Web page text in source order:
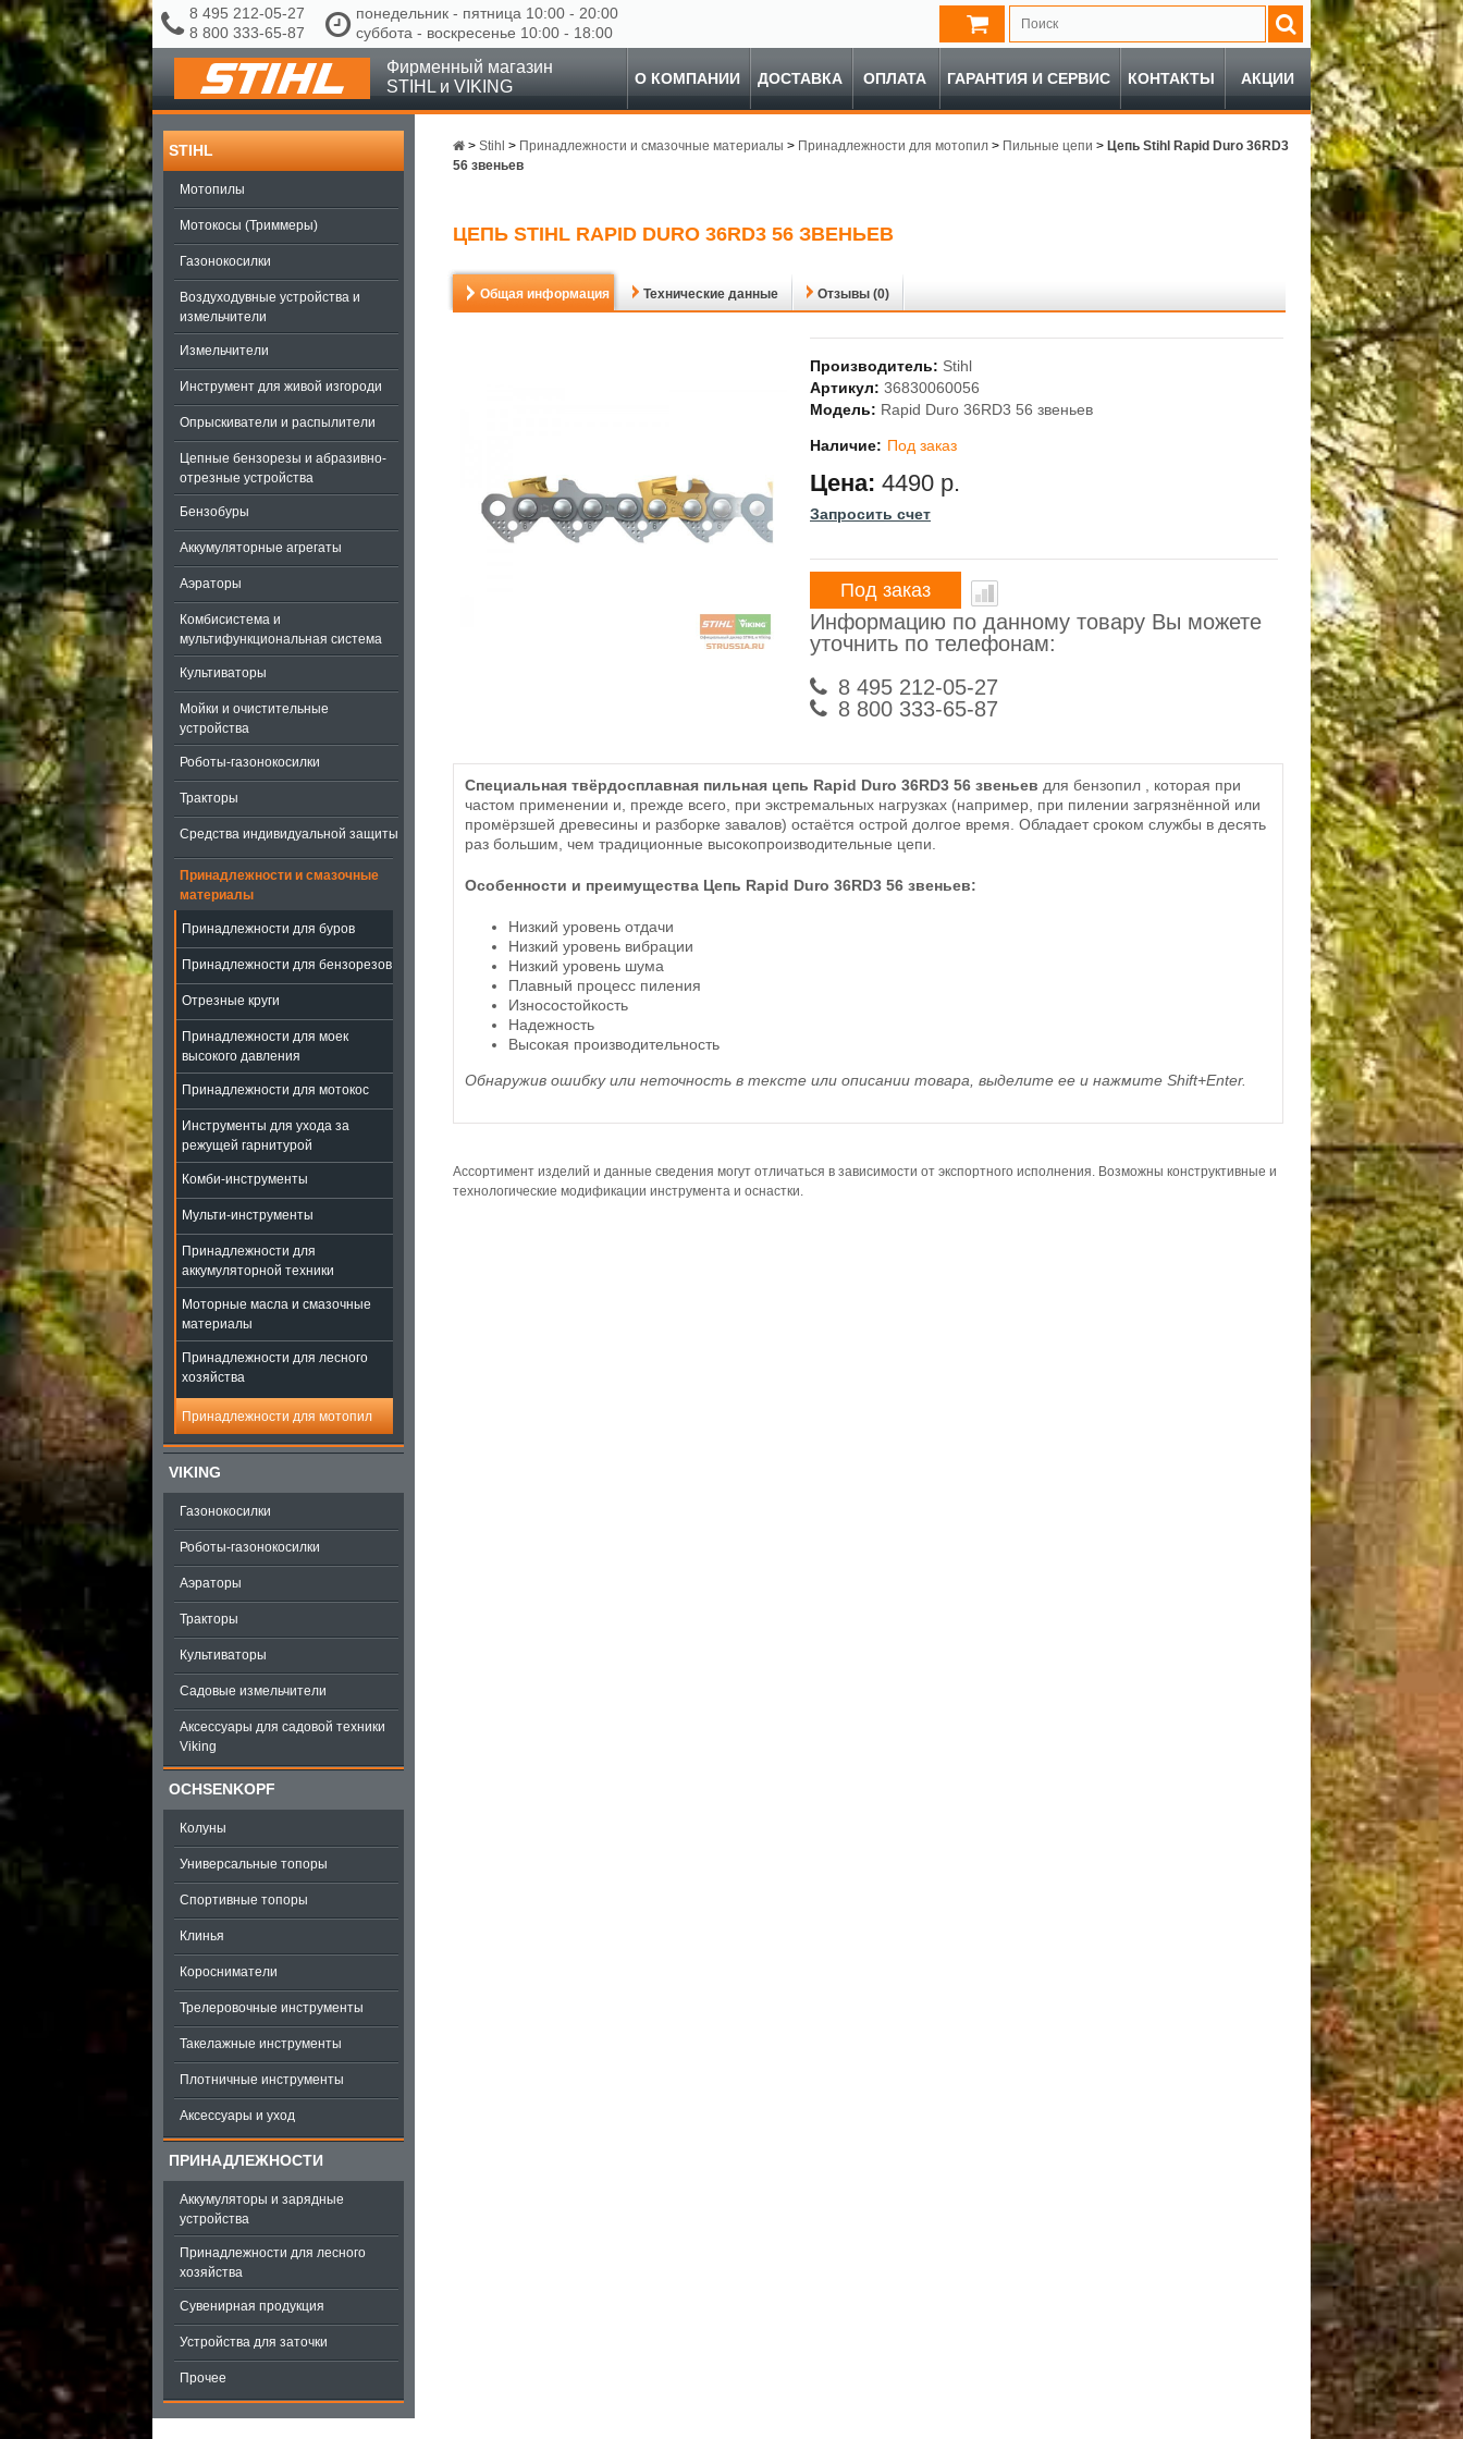
8 495 212-05-27
8 800 333-65-87
понедельник - пятница 10:00 - 20:00
суббота - воскресенье 10:00 - 18:00
Фирменный магазин
STIHL и VIKING
О КОМПАНИИ ДОСТАВКА ОПЛАТА ГАРАНТИЯ И СЕРВИС КОНТАКТЫ АКЦИИ
STIHL
Мотопилы
Мотокосы (Триммеры)
Газонокосилки
Воздуходувные устройства и
измельчители
Измельчители
Инструмент для живой изгороди
Опрыскиватели и распылители
Цепные бензорезы и абразивно-
отрезные устройства
Бензобуры
Аккумуляторные агрегаты
Аэраторы
Комбисистема и
мультифункциональная система
Культиваторы
Мойки и очистительные
устройства
Роботы-газонокосилки
Тракторы
Средства индивидуальной защиты
Принадлежности и смазочные
материалы
Принадлежности для буров
Принадлежности для бензорезов
Отрезные круги
Принадлежности для моек
высокого давления
Принадлежности для мотокос
Инструменты для ухода за
режущей гарнитурой
Комби-инструменты
Мульти-инструменты
Принадлежности для
аккумуляторной техники
Моторные масла и смазочные
материалы
Принадлежности для лесного
хозяйства
Принадлежности для мотопил
VIKING
Газонокосилки
Роботы-газонокосилки
Аэраторы
Тракторы
Культиваторы
Садовые измельчители
Аксессуары для садовой техники
Viking
OCHSENKOPF
Колуны
Универсальные топоры
Спортивные топоры
Клинья
Коросниматели
Трелеровочные инструменты
Такелажные инструменты
Плотничные инструменты
Аксессуары и уход
ПРИНАДЛЕЖНОСТИ
Аккумуляторы и зарядные
устройства
Принадлежности для лесного
хозяйства
Сувенирная продукция
Устройства для заточки
Прочее
> Stihl > Принадлежности и смазочные материалы > Принадлежности для мотопил > Пильные цепи > Цепь Stihl Rapid Duro 36RD3
56 звеньев
ЦЕПЬ STIHL RAPID DURO 36RD3 56 ЗВЕНЬЕВ
Общая информация Технические данные Отзывы (0)
Производитель: Stihl
Артикул: 36830060056
Модель: Rapid Duro 36RD3 56 звеньев
Наличие: Под заказ
Цена: 4490 р.
Запросить счет
Под заказ
Информацию по данному товару Вы можете
уточнить по телефонам:
8 495 212-05-27
8 800 333-65-87
Специальная твёрдосплавная пильная цепь Rapid Duro 36RD3 56 звеньев для бензопил , которая при
частом применении и, прежде всего, при экстремальных нагрузках (например, при пилении загрязнённой или
промёрзшей древесины и разборке завалов) остаётся острой долгое время. Обладает сроком службы в десять
раз большим, чем традиционные высокопроизводительные цепи.
Особенности и преимущества Цепь Rapid Duro 36RD3 56 звеньев:
Низкий уровень отдачи
Низкий уровень вибрации
Низкий уровень шума
Плавный процесс пиления
Износостойкость
Надежность
Высокая производительность
Обнаружив ошибку или неточность в тексте или описании товара, выделите ее и нажмите Shift+Enter.
Ассортимент изделий и данные сведения могут отличаться в зависимости от экспортного исполнения. Возможны конструктивные и
технологические модификации инструмента и оснастки.